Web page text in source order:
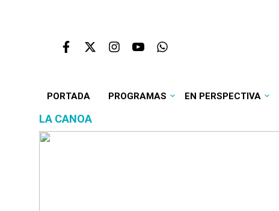
PORTADA PROGRAMAS EN PERSPECTIVA
LA CANOA